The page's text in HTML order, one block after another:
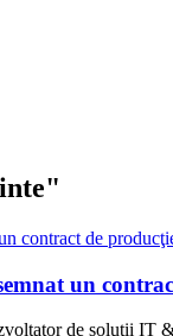
un
de soluţii IT &